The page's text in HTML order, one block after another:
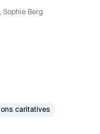
Sophie Berg
caritatives